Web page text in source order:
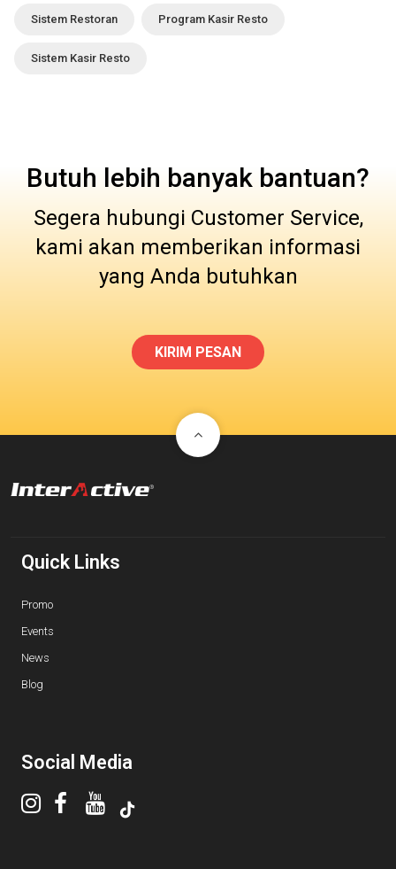
Sistem Restoran Program Kasir Resto
Sistem Kasir Resto
Butuh lebih banyak bantuan?
Segera hubungi Customer Service,
kami akan memberikan informasi
yang Anda butuhkan
KIRIM PESAN
Quick Links
Promo
Events
News
Blog
Social Media